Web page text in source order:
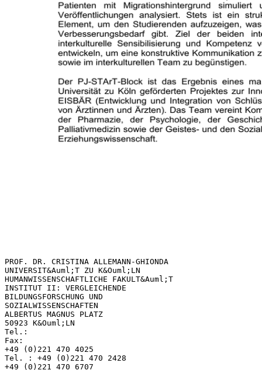
PROF. DR. CRISTINA ALLEMANN-GHIONDA
UNIVERSIT&Auml;T ZU K&Ouml;LN
HUMANWISSENSCHAFTLICHE FAKULT&Auml;T
INSTITUT II: VERGLEICHENDE
BILDUNGSFORSCHUNG UND
SOZIALWISSENSCHAFTEN
ALBERTUS MAGNUS PLATZ
50923 K&Ouml;LN
Tel.:
Fax:
+49 (0)221 470 4025
Tel. : +49 (0)221 470 2428